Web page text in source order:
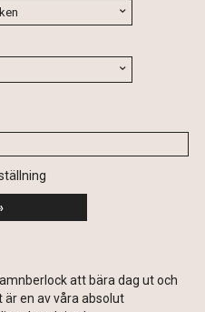
att bära dag ut och
är en av våra absolut